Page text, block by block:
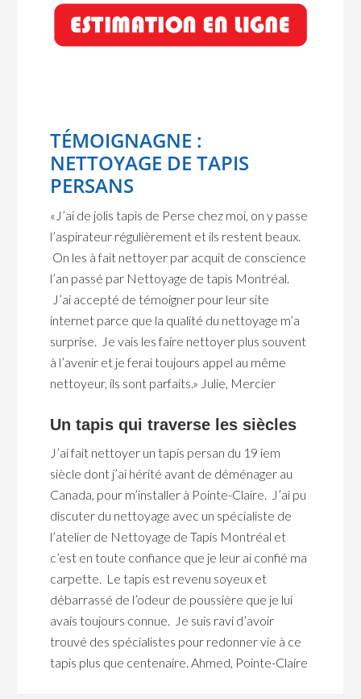
TÉMOIGNAGNE :
NETTOYAGE DE TAPIS
PERSANS
«J’ai de jolis tapis de Perse chez moi, on y passe
l’aspirateur régulièrement et ils restent beaux.
On les à fait nettoyer par acquit de conscience
l’an passé par Nettoyage de tapis Montréal.
J’ai accepté de témoigner pour leur site
internet parce que la qualité du nettoyage m’a
surprise. Je vais les faire nettoyer plus souvent
à l’avenir et je ferai toujours appel au même
nettoyeur, ils sont parfaits.» Julie, Mercier
Un tapis qui traverse les siècles
J’ai fait nettoyer un tapis persan du 19 iem
siècle dont j’ai hérité avant de déménager au
Canada, pour m’installer à Pointe-Claire. J’ai pu
discuter du nettoyage avec un spécialiste de
l’atelier de Nettoyage de Tapis Montréal et
c’est en toute confiance que je leur ai confié ma
carpette. Le tapis est revenu soyeux et
débarrassé de l’odeur de poussière que je lui
avais toujours connue. Je suis ravi d’avoir
trouvé des spécialistes pour redonner vie à ce
tapis plus que centenaire. Ahmed, Pointe-Claire